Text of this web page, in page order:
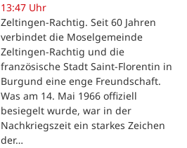
13:47 Uhr
Zeltingen-Rachtig. Seit 60 Jahren
verbindet die Moselgemeinde
Zeltingen-Rachtig und die
französische Stadt Saint-Florentin in
Burgund eine enge Freundschaft.
Was am 14. Mai 1966 offiziell
besiegelt wurde, war in der
Nachkriegszeit ein starkes Zeichen
der…